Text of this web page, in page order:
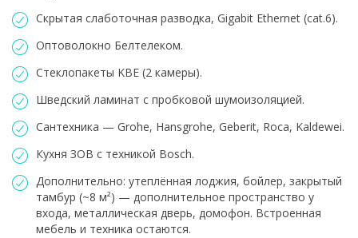
Скрытая слаботочная разводка, Gigabit Ethernet (cat.6).
Оптоволокно Белтелеком.
Стеклопакеты KBE (2 камеры).
Шведский ламинат с пробковой шумоизоляцией.
Сантехника — Grohe, Hansgrohe, Geberit, Roca, Kaldewei.
Кухня ЗОВ с техникой Bosch.
Дополнительно: утеплённая лоджия, бойлер, закрытый
тамбур (~8 м²) — дополнительное пространство у
входа, металлическая дверь, домофон. Встроенная
мебель и техника остаются.